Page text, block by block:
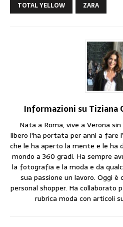
TOTAL YELLOW
ZARA
Informazioni su Tiziana
Nata a Roma, vive a Verona
libero l'ha portata per anni a fare
che le ha aperto la mente e le ha
mondo a 360 gradi. Ha sempre
la fotografia e la moda e da
sua passione un lavoro. Oggi
personal shopper. Ha collaborato
rubrica moda con articoli